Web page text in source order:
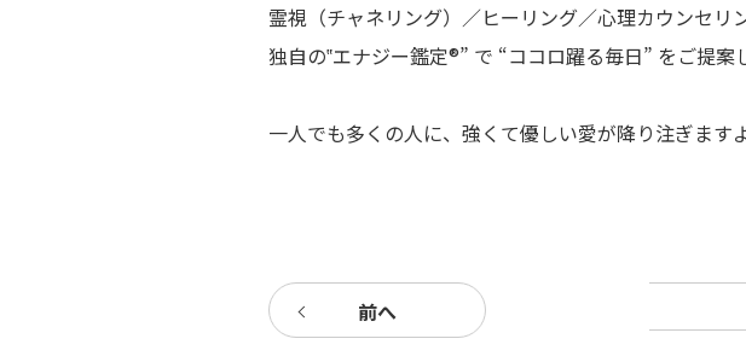
霊視（チャネリング）／ヒーリング／心理カウンセリ
独自の‟エナジー鑑定®” で “ココロ躍る毎日” をご提案
一人でも多くの人に、強くて優しい愛が降り注ぎます
前へ